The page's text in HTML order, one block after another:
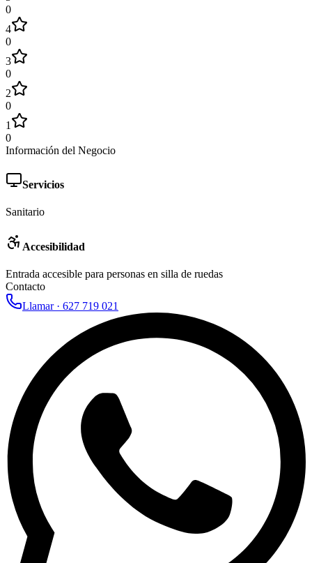
0
4
0
3
0
2
0
1
0
Información del Negocio
Servicios
Sanitario
Accesibilidad
Entrada accesible para personas en silla de ruedas
Contacto
Llamar · 627 719 021